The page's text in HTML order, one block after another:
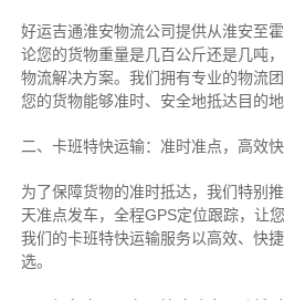
好运吉通淮安物流公司提供从淮安至
论您的货物重量是几百公斤还是几吨
物流解决方案。我们拥有专业的物流
您的货物能够准时、安全地抵达目的地
二、卡班特快运输：准时准点，高效
为了保障货物的准时抵达，我们特别
天准点发车，全程GPS定位跟踪，让
我们的卡班特快运输服务以高效、快
选。